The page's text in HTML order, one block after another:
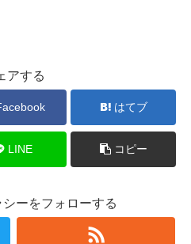
アする
はてブ
LINE コピー
ーをフォローする